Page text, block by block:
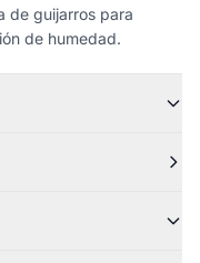
de guijarros para
de humedad.